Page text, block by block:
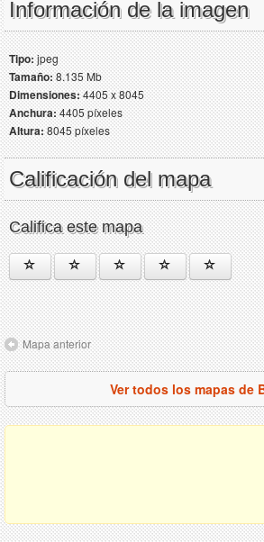
Información de la imagen
Tipo:jpeg
Tamaño:8.135 Mb
Dimensiones:4405 x 8045
Anchura:4405 píxeles
Altura:8045 píxeles
Calificación del mapa
Califica este mapa
Mapa anterior
Ver todos los mapas de